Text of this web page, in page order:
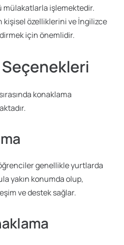
mülakatlarla işlemektedir.
özelliklerini ve İngilizce
için önemlidir.
konaklama
genellikle yurtlarda
yakın konumda olup,
ve destek sağlar.